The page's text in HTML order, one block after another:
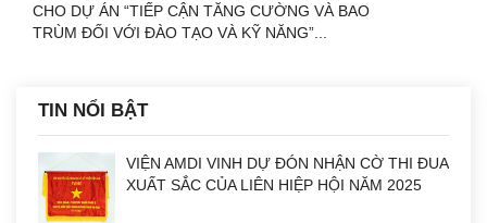
CHO DỰ ÁN “TIẾP CẬN TĂNG CƯỜNG VÀ BAO
TRÙM ĐỐI VỚI ĐÀO TẠO VÀ KỸ NĂNG”...
TIN NỔI BẬT
VIỆN AMDI VINH DỰ ĐÓN NHẬN CỜ THI ĐUA
XUẤT SẮC CỦA LIÊN HIỆP HỘI NĂM 2025